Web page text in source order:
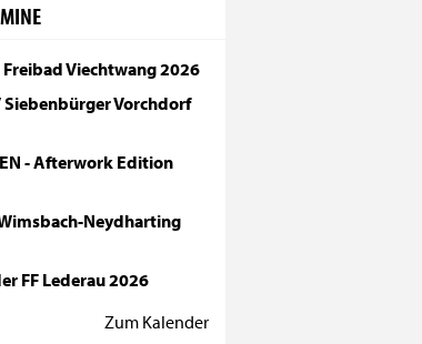
Viechtwang 2026
Vorchdorf
- Afterwork Edition
Neydharting
FF Lederau 2026
Zum Kalender